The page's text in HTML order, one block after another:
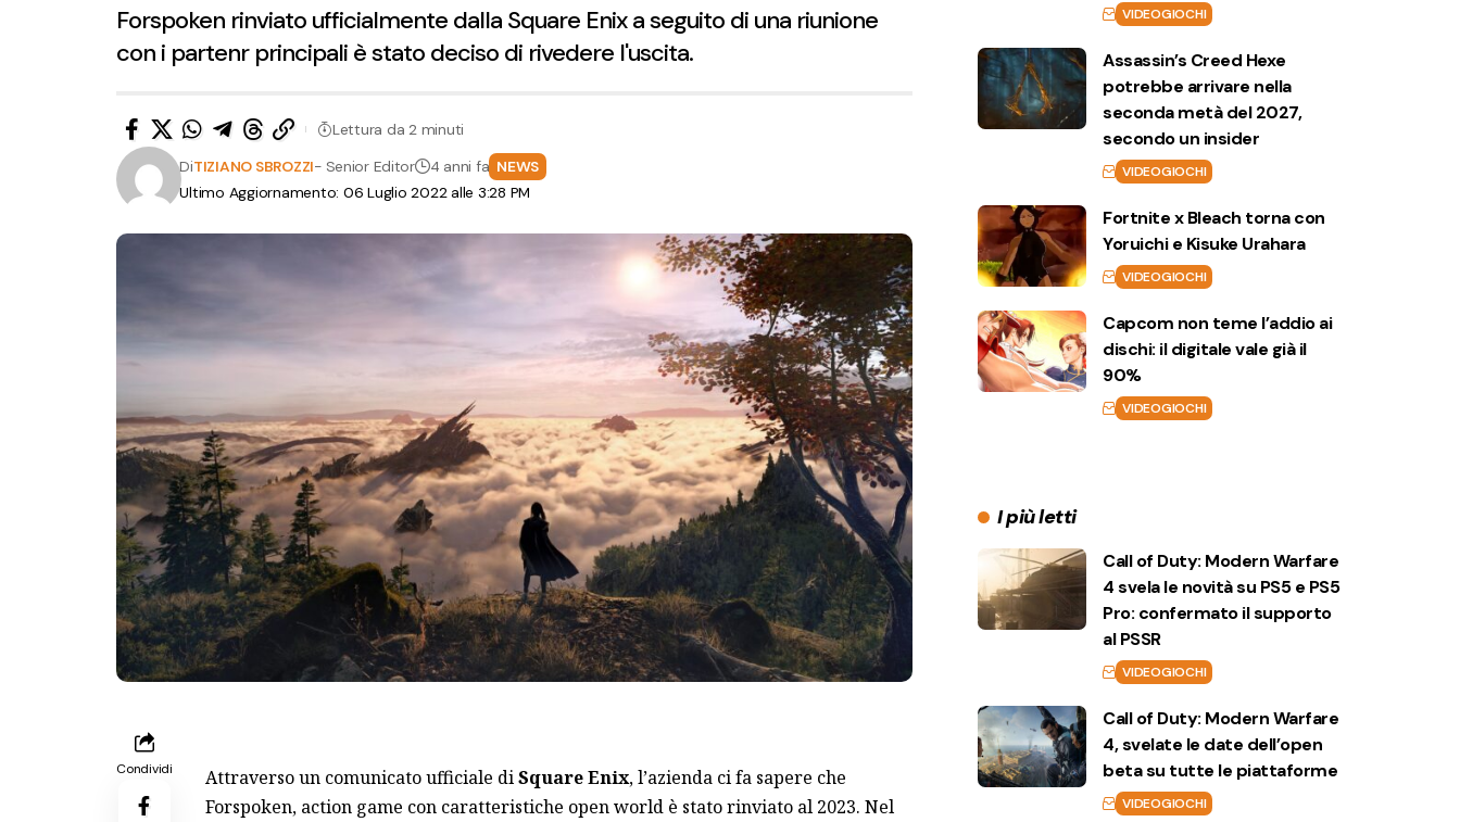
Forspoken rinviato ufficialmente dalla Square Enix a seguito di una riunione
con i partenr principali è stato deciso di rivedere l'uscita.
Ultimo Aggiornamento: 06 Luglio 2022 alle 3:28 PM
DiTIZIANO SBROZZI- Senior Editor 4 anni fa NEWS
Lettura da 2 minuti
Condividi Attraverso un comunicato ufficiale diSquare Enix, l’azienda ci fa sapere che
Forspoken, action game con caratteristiche open world è stato rinviato al 2023. Nel
VIDEOGIOCHI
Assassin’s Creed Hexe
potrebbe arrivare nella
seconda metà del 2027,
secondo un insider
VIDEOGIOCHI
Fortnite x Bleach torna con
Yoruichi e Kisuke Urahara
VIDEOGIOCHI
Capcom non teme l’addio ai
dischi: il digitale vale già il
90%
VIDEOGIOCHI
I più letti
Call of Duty: Modern Warfare
4 svela le novità su PS5 e PS5
Pro: confermato il supporto
al PSSR
VIDEOGIOCHI
Call of Duty: Modern Warfare
4, svelate le date dell’open
beta su tutte le piattaforme
VIDEOGIOCHI